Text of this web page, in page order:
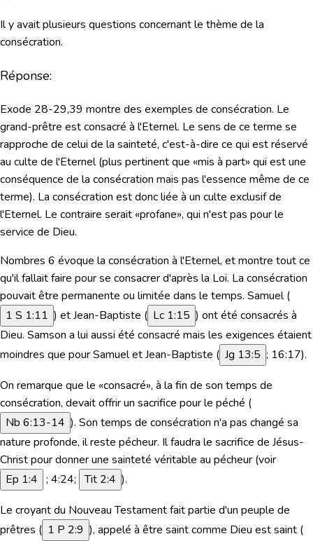
Il y avait plusieurs questions concernant le thème de la
consécration.
Réponse:
Exode 28-29,39 montre des exemples de consécration. Le
grand-prêtre est consacré à l'Eternel. Le sens de ce terme se
rapproche de celui de la sainteté, c'est-à-dire ce qui est réservé
au culte de l'Eternel (plus pertinent que «mis à part» qui est une
conséquence de la consécration mais pas l'essence même de ce
terme). La consécration est donc liée à un culte exclusif de
l'Eternel. Le contraire serait «profane», qui n'est pas pour le
service de Dieu.
Nombres 6 évoque la consécration à l'Eternel, et montre tout ce
qu'il fallait faire pour se consacrer d'après la Loi. La consécration
pouvait être permanente ou limitée dans le temps. Samuel (
1 S 1:11 ) et Jean-Baptiste ( Lc 1:15 ) ont été consacrés à
Dieu. Samson a lui aussi été consacré mais les exigences étaient
moindres que pour Samuel et Jean-Baptiste ( Jg 13:5 ; 16:17).
On remarque que le «consacré», à la fin de son temps de
consécration, devait offrir un sacrifice pour le péché (
Nb 6:13-14 ). Son temps de consécration n'a pas changé sa
nature profonde, il reste pécheur. Il faudra le sacrifice de Jésus-
Christ pour donner une sainteté véritable au pécheur (voir
Ep 1:4 ; 4:24; Tit 2:4 ).
Le croyant du Nouveau Testament fait partie d'un peuple de
prêtres ( 1 P 2:9 ), appelé à être saint comme Dieu est saint (